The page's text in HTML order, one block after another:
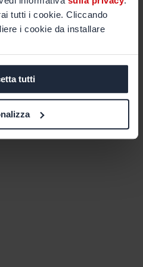
tutti i cookie. Cliccando
i cookie da installare
tutti